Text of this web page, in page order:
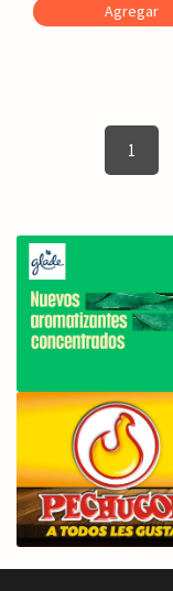
Agregar
1